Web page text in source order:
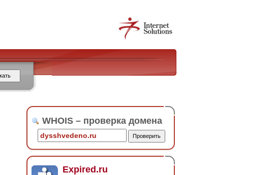
WHOIS – проверка домена
Expired.ru